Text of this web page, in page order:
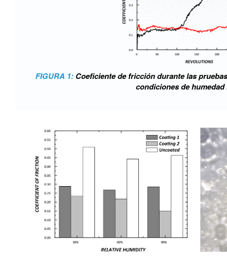
FIGURA 1: Coeficiente de fricción durante las
condiciones de humedad